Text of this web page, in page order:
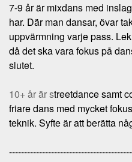
7-9 år är mixdans med
har. Där man dansar, övar
uppvärmning varje pass.
då det ska vara fokus på
slutet.
10+ år är streetdance samt
friare dans med mycket
teknik. Syfte är att berätta